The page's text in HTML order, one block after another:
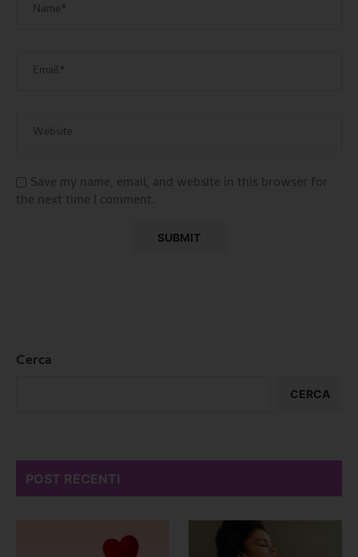
Save my name, email, and website in this browser for
the next time I comment.
Cerca
CERCA
POST RECENTI